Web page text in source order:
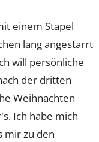
einem Stapel
lang angestarrt
will persönliche
der dritten
Weihnachten
Ich habe mich
mir zu den